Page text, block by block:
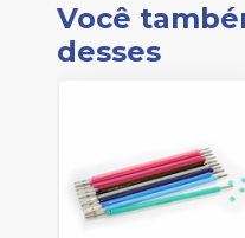
Você
desses